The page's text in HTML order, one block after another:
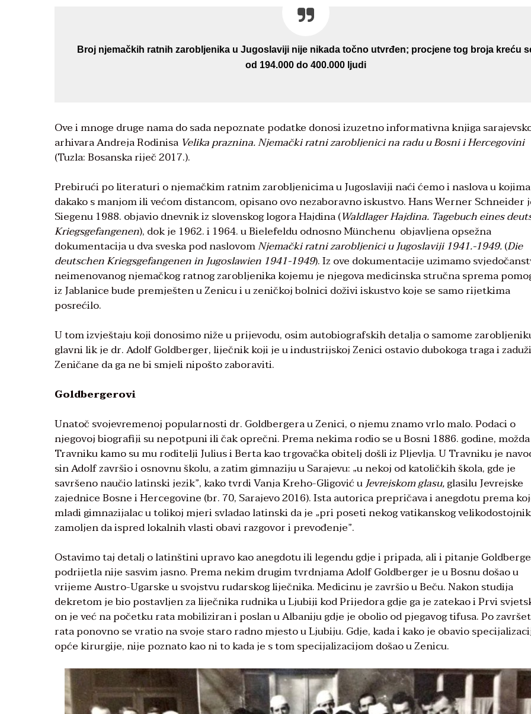
Broj njemačkih ratnih zarobljenika u Jugoslaviji nije nikada točno utvrđen; procjene tog broja kreću
od 194.000 do 400.000 ljudi
Ove i mnoge druge nama do sada nepoznate podatke donosi izuzetno informativna knjiga
arhivara Andreja Rodinisa Velika praznina. Njemački ratni zarobljenici na radu u Bosni i Hercegovini
(Tuzla: Bosanska riječ 2017.).
Prebirući po literaturi o njemačkim ratnim zarobljenicima u Jugoslaviji naći ćemo i naslova u
dakako s manjom ili većom distancom, opisano ovo nezaboravno iskustvo. Hans Werner Schneider
Siegenu 1988. objavio dnevnik iz slovenskog logora Hajdina (Waldlager Hajdina. Tagebuch eines
Kriegsgefangenen), dok je 1962. i 1964. u Bielefeldu odnosno Münchenu objavljena opsežna
dokumentacija u dva sveska pod naslovomNjemački ratni zarobljenici u Jugoslaviji 1941.-1949.(Die
deutschen Kriegsgefangenen in Jugoslawien 1941-1949). Iz ove dokumentacije uzimamo
neimenovanog njemačkog ratnog zarobljenika kojemu je njegova medicinska stručna sprema
iz Jablanice bude premješten u Zenicu i u zeničkoj bolnici doživi iskustvo koje se samo rijetkima
posrećilo.
U tom izvještaju koji donosimo niže u prijevodu, osim autobiografskih detalja o samome
glavni lik je dr. Adolf Goldberger, liječnik koji je u industrijskoj Zenici ostavio dubokoga traga i
Zeničane da ga ne bi smjeli nipošto zaboraviti.
Goldbergerovi
Unatoč svojevremenoj popularnosti dr. Goldbergera u Zenici, o njemu znamo vrlo malo. Podaci o
njegovoj biografiji su nepotpuni ili čak oprečni. Prema nekima rodio se u Bosni 1886. godine,
Travniku kamo su mu roditelji Julius i Berta kao trgovačka obitelj došli iz Pljevlja. U Travniku je
sin Adolf završio i osnovnu školu, a zatim gimnaziju u Sarajevu: „u nekoj od katoličkih škola, gde je
savršeno naučio latinski jezik”, kako tvrdi Vanja Kreho-Gligović uJevrejskom glasu,glasilu Jevrejske
zajednice Bosne i Hercegovine (br. 70, Sarajevo 2016). Ista autorica prepričava i anegdotu prema
mladi gimnazijalac u tolikoj mjeri svladao latinski da je „pri poseti nekog vatikanskog
zamoljen da ispred lokalnih vlasti obavi razgovor i prevođenje”.
Ostavimo taj detalj o latinštini upravo kao anegdotu ili legendu gdje i pripada, ali i pitanje
podrijetla nije sasvim jasno. Prema nekim drugim tvrdnjama Adolf Goldberger je u Bosnu došao u
vrijeme Austro-Ugarske u svojstvu rudarskog liječnika. Medicinu je završio u Beču. Nakon studija
dekretom je bio postavljen za liječnika rudnika u Ljubiji kod Prijedora gdje ga je zatekao i Prvi
on je već na početku rata mobiliziran i poslan u Albaniju gdje je obolio od pjegavog tifusa. Po
rata ponovno se vratio na svoje staro radno mjesto u Ljubiju. Gdje, kada i kako je obavio
opće kirurgije, nije poznato kao ni to kada je s tom specijalizacijom došao u Zenicu.